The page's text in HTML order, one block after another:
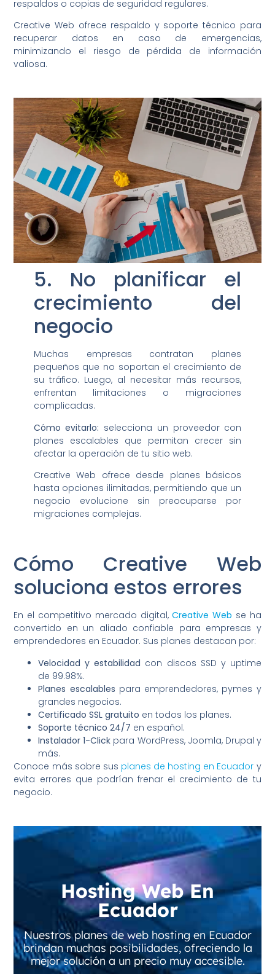
respaldos o copias de seguridad regulares.
Creative Web ofrece respaldo y soporte técnico para
recuperar datos en caso de emergencias,
minimizando el riesgo de pérdida de información
valiosa.
5. No planificar el
crecimiento del
negocio
Muchas empresas contratan planes
pequeños que no soportan el crecimiento de
su tráfico. Luego, al necesitar más recursos,
enfrentan limitaciones o migraciones
complicadas.
Cómo evitarlo: selecciona un proveedor con
planes escalables que permitan crecer sin
afectar la operación de tu sitio web.
Creative Web ofrece desde planes básicos
hasta opciones ilimitadas, permitiendo que un
negocio evolucione sin preocuparse por
migraciones complejas.
Cómo Creative Web
soluciona estos errores
En el competitivo mercado digital,Creative Web se ha
convertido en un aliado confiable para empresas y
emprendedores en Ecuador. Sus planes destacan por:
Velocidad y estabilidad con discos SSD y uptime
de 99.98%.
Planes escalables para emprendedores, pymes y
grandes negocios.
Certificado SSL gratuito en todos los planes.
Soporte técnico 24/7 en español.
Instalador 1-Click para WordPress, Joomla, Drupal y
más.
Conoce más sobre sus planes de hosting en Ecuador y
evita errores que podrían frenar el crecimiento de tu
negocio.
Hosting Web En
Ecuador
Nuestros planes de web hosting en Ecuador
brindan muchas posibilidades, ofreciendo la
mejor solución a un precio muy accesible.